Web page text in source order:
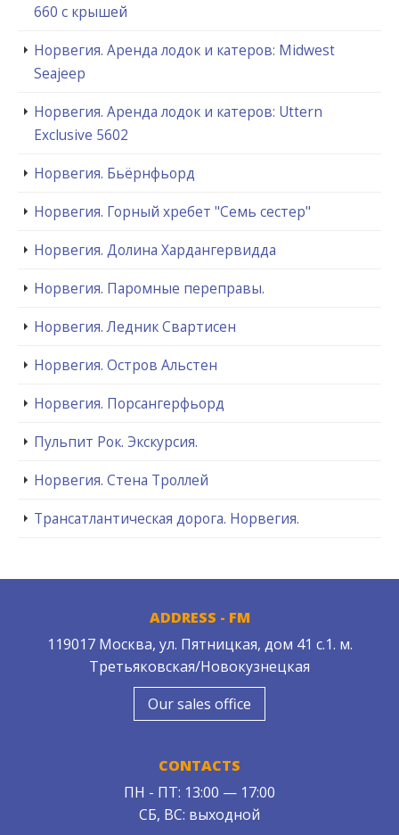
660 с крышей
Норвегия. Аренда лодок и катеров: Midwest
Seajeep
Норвегия. Аренда лодок и катеров: Uttern
Exclusive 5602
Норвегия. Бьёрнфьорд
Норвегия. Горный хребет "Семь сестер"
Норвегия. Долина Хардангервидда
Норвегия. Паромные переправы.
Норвегия. Ледник Свартисен
Норвегия. Остров Альстен
Норвегия. Порсангерфьорд
Пульпит Рок. Экскурсия.
Норвегия. Стена Троллей
Трансатлантическая дорога. Норвегия.
ADDRESS - FM
119017 Москва, ул. Пятницкая, дом 41 с.1. м.
Третьяковская/Новокузнецкая
Our sales office
CONTACTS
ПН - ПТ: 13:00 — 17:00
СБ, ВС: выходной